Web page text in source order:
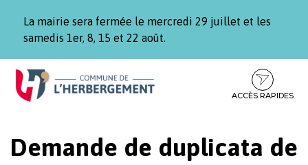
La mairie sera fermée le mercredi 29 juillet et les
samedis 1er, 8, 15 et 22 août.
Aller
Aller
contenu
Aller
pied
ACCÈS RAPIDES
Demande de duplicata de